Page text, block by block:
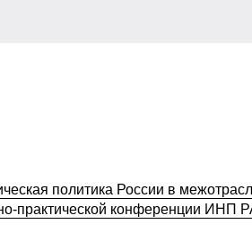
политика России в
практической конференции